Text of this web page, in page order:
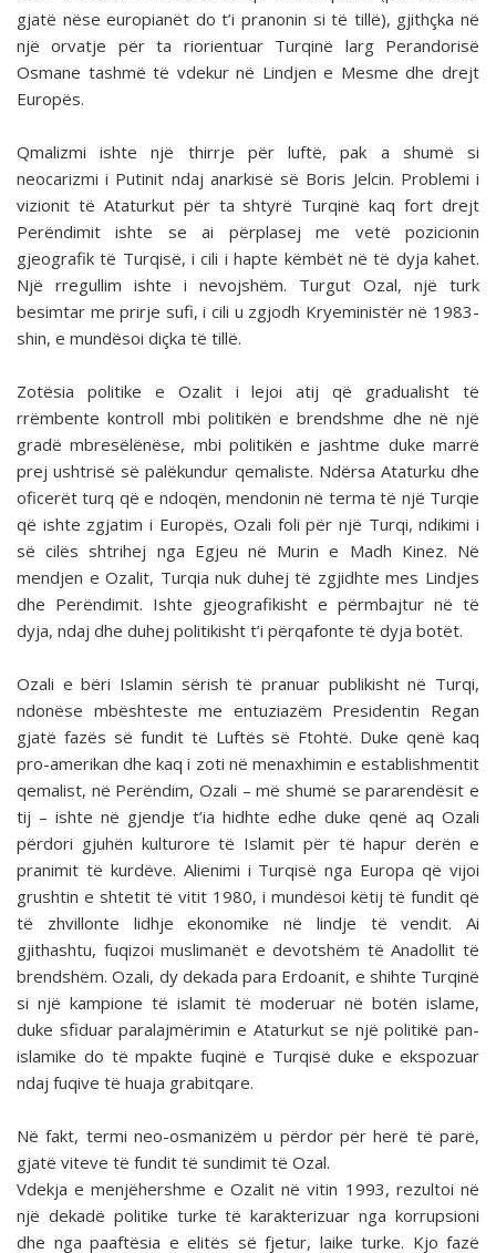
gjatë nëse europianët do t’i pranonin si të tillë), gjithçka në
një orvatje për ta riorientuar Turqinë larg Perandorisë
Osmane tashmë të vdekur në Lindjen e Mesme dhe drejt
Europës.
Qmalizmi ishte një thirrje për luftë, pak a shumë si
neocarizmi i Putinit ndaj anarkisë së Boris Jelcin. Problemi i
vizionit të Ataturkut për ta shtyrë Turqinë kaq fort drejt
Perëndimit ishte se ai përplasej me vetë pozicionin
gjeografik të Turqisë, i cili i hapte këmbët në të dyja kahet.
Një rregullim ishte i nevojshëm. Turgut Ozal, një turk
besimtar me prirje sufi, i cili u zgjodh Kryeministër në 1983-
shin, e mundësoi diçka të tillë.
Zotësia politike e Ozalit i lejoi atij që gradualisht të
rrëmbente kontroll mbi politikën e brendshme dhe në një
gradë mbresëlënëse, mbi politikën e jashtme duke marrë
prej ushtrisë së palëkundur qemaliste. Ndërsa Ataturku dhe
oficerët turq që e ndoqën, mendonin në terma të një Turqie
që ishte zgjatim i Europës, Ozali foli për një Turqi, ndikimi i
së cilës shtrihej nga Egjeu në Murin e Madh Kinez. Në
mendjen e Ozalit, Turqia nuk duhej të zgjidhte mes Lindjes
dhe Perëndimit. Ishte gjeografikisht e përmbajtur në të
dyja, ndaj dhe duhej politikisht t’i përqafonte të dyja botët.
Ozali e bëri Islamin sërish të pranuar publikisht në Turqi,
ndonëse mbështeste me entuziazëm Presidentin Regan
gjatë fazës së fundit të Luftës së Ftohtë. Duke qenë kaq
pro-amerikan dhe kaq i zoti në menaxhimin e establishmentit
qemalist, në Perëndim, Ozali – më shumë se pararendësit e
tij – ishte në gjendje t’ia hidhte edhe duke qenë aq Ozali
përdori gjuhën kulturore të Islamit për të hapur derën e
pranimit të kurdëve. Alienimi i Turqisë nga Europa që vijoi
grushtin e shtetit të vitit 1980, i mundësoi këtij të fundit që
të zhvillonte lidhje ekonomike në lindje të vendit. Ai
gjithashtu, fuqizoi muslimanët e devotshëm të Anadollit të
brendshëm. Ozali, dy dekada para Erdoanit, e shihte Turqinë
si një kampione të islamit të moderuar në botën islame,
duke sfiduar paralajmërimin e Ataturkut se një politikë pan-
islamike do të mpakte fuqinë e Turqisë duke e ekspozuar
ndaj fuqive të huaja grabitqare.
Në fakt, termi neo-osmanizëm u përdor për herë të parë,
gjatë viteve të fundit të sundimit të Ozal.
Vdekja e menjëhershme e Ozalit në vitin 1993, rezultoi në
një dekadë politike turke të karakterizuar nga korrupsioni
dhe nga paaftësia e elitës së fjetur, laike turke. Kjo fazë